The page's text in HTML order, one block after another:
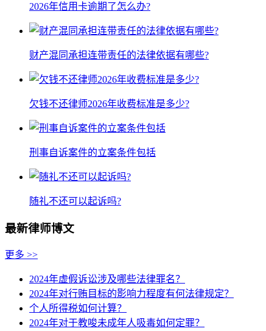
2026年信用卡逾期了怎么办?
财产混同承担连带责任的法律依据有哪些?
欠钱不还律师2026年收费标准是多少?
刑事自诉案件的立案条件包括
随礼不还可以起诉吗?
最新律师博文
更多 >>
2024年虚假诉讼涉及哪些法律罪名？
2024年对行贿目标的影响力程度有何法律规定？
个人所得税如何计算？
2024年对于教唆未成年人吸毒如何定罪？